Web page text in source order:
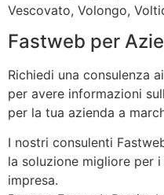
Vescovato, Volongo,
Fastweb per
Richiedi una consulenza
per avere informazioni
per la tua azienda a
I nostri consulenti
la soluzione migliore per
impresa.